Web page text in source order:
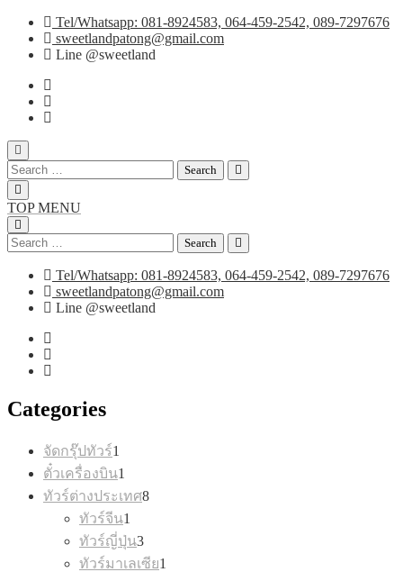
Skip
content
Tel/Whatsapp: 081-8924583, 064-459-2542, 089-7297676
sweetlandpatong@gmail.com
Line @sweetland
Search
for:
TOP MENU
Search
for:
Tel/Whatsapp: 081-8924583, 064-459-2542, 089-7297676
sweetlandpatong@gmail.com
Line @sweetland
Categories
จัดกรุ๊ปทัวร์1
ตั๋วเครื่องบิน1
ทัวร์ต่างประเทศ8
ทัวร์จีน1
ทัวร์ญี่ปุ่น3
products
ทัวร์มาเลเซีย1